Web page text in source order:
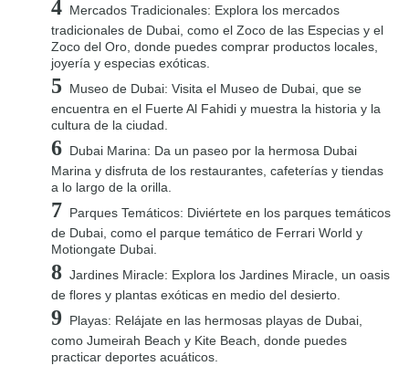
Mercados Tradicionales: Explora los mercados
tradicionales de Dubai, como el Zoco de las Especias y el
Zoco del Oro, donde puedes comprar productos locales,
joyería y especias exóticas.
Museo de Dubai: Visita el Museo de Dubai, que se
encuentra en el Fuerte Al Fahidi y muestra la historia y la
cultura de la ciudad.
Dubai Marina: Da un paseo por la hermosa Dubai
Marina y disfruta de los restaurantes, cafeterías y tiendas
a lo largo de la orilla.
Parques Temáticos: Diviértete en los parques temáticos
de Dubai, como el parque temático de Ferrari World y
Motiongate Dubai.
Jardines Miracle: Explora los Jardines Miracle, un oasis
de flores y plantas exóticas en medio del desierto.
Playas: Relájate en las hermosas playas de Dubai,
como Jumeirah Beach y Kite Beach, donde puedes
practicar deportes acuáticos.